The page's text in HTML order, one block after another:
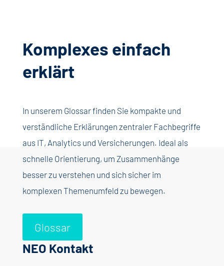
Komplexes einfach
erklärt
In unserem Glossar finden Sie kompakte und
verständliche Erklärungen zentraler Fachbegriffe
aus IT, Analytics und Versicherungen. Ideal als
schnelle Orientierung, um Zusammenhänge
besser zu verstehen und sich sicher im
komplexen Themenumfeld zu bewegen.
Glossar
NEO Kontakt